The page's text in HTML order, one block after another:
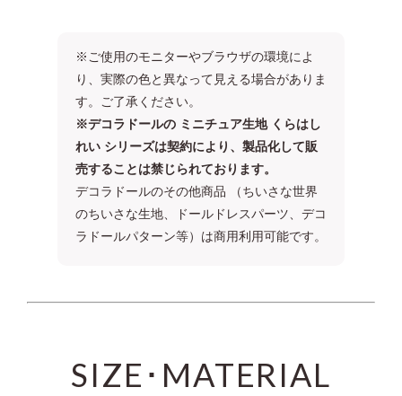
※ご使用のモニターやブラウザの環境によ
り、実際の色と異なって見える場合がありま
す。ご了承ください。
※デコラドールの ミニチュア生地 くらはし
れい シリーズは契約により、製品化して販
売することは禁じられております。
デコラドールのその他商品 （ちいさな世界
のちいさな生地、ドールドレスパーツ、デコ
ラドールパターン等）は商用利用可能です。
SIZE･MATERIAL